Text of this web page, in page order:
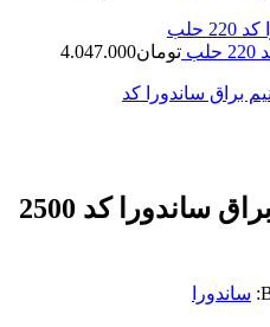
تومان4.047.000
رنگ روغنی سفید نیم براق ساندورا کد 2500
ساندورا